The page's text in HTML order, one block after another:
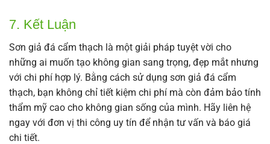
7. Kết Luận
Sơn giả đá cẩm thạch là một giải pháp tuyệt vời cho
những ai muốn tạo không gian sang trọng, đẹp mắt nhưng
với chi phí hợp lý. Bằng cách sử dụng sơn giả đá cẩm
thạch, bạn không chỉ tiết kiệm chi phí mà còn đảm bảo tính
thẩm mỹ cao cho không gian sống của mình. Hãy liên hệ
ngay với đơn vị thi công uy tín để nhận tư vấn và báo giá
chi tiết.